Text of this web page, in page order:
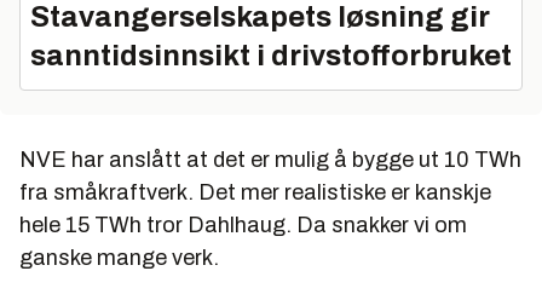
Stavangerselskapets løsning gir
sanntidsinnsikt i drivstofforbruket
NVE har anslått at det er mulig å bygge ut 10 TWh
fra småkraftverk. Det mer realistiske er kanskje
hele 15 TWh tror Dahlhaug. Da snakker vi om
ganske mange verk.